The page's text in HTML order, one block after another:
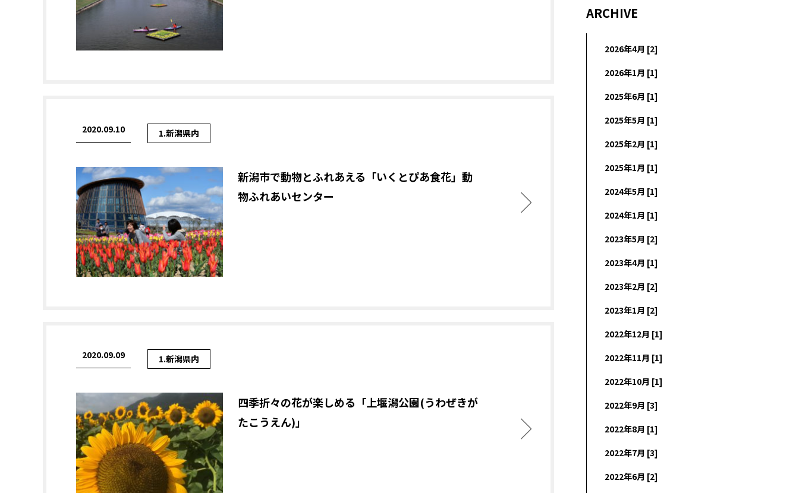
2020.09.10 1.新潟県内
新潟市で動物とふれあえる「いくとぴあ食花」動
物ふれあいセンター
2020.09.09 1.新潟県内
四季折々の花が楽しめる「上堰潟公園(うわぜきが
たこうえん)」
ARCHIVE
2026年4月 [2]
2026年1月 [1]
2025年6月 [1]
2025年5月 [1]
2025年2月 [1]
2025年1月 [1]
2024年5月 [1]
2024年1月 [1]
2023年5月 [2]
2023年4月 [1]
2023年2月 [2]
2023年1月 [2]
2022年12月 [1]
2022年11月 [1]
2022年10月 [1]
2022年9月 [3]
2022年8月 [1]
2022年7月 [3]
2022年6月 [2]